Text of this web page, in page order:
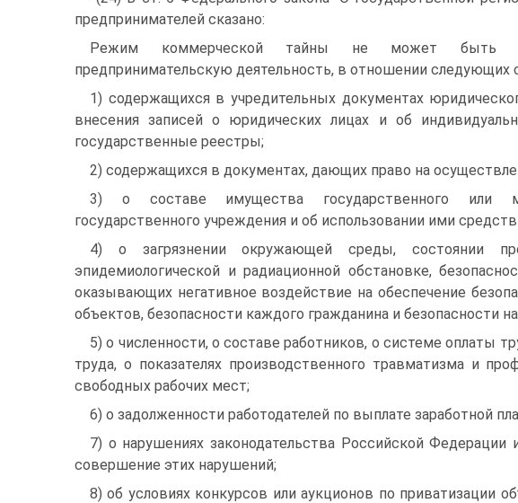
предпринимателей сказано:
Режим коммерческой тайны не может быть
предпринимательскую деятельность, в отношении следующих
1) содержащихся в учредительных документах
внесения записей о юридических лицах и об
государственные реестры;
2) содержащихся в документах, дающих право на
3) о составе имущества государственного или
государственного учреждения и об использовании ими
4) о загрязнении окружающей среды, состоянии
эпидемиологической и радиационной обстановке,
оказывающих негативное воздействие на обеспечение
объектов, безопасности каждого гражданина и безопасности
5) о численности, о составе работников, о системе оплаты
труда, о показателях производственного травматизма и
свободных рабочих мест;
6) о задолженности работодателей по выплате заработной
7) о нарушениях законодательства Российской Федерации
совершение этих нарушений;
8) об условиях конкурсов или аукционов по приватизации